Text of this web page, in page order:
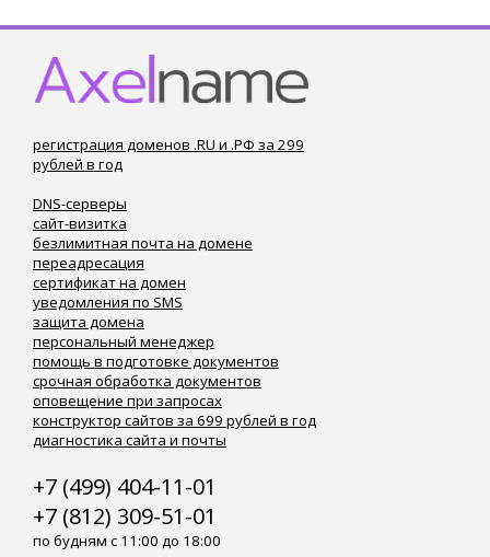
регистрация доменов .RU и .РФ за 299
рублей в год
DNS-серверы
сайт-визитка
безлимитная почта на домене
переадресация
сертификат на домен
уведомления по SMS
защита домена
персональный менеджер
помощь в подготовке документов
срочная обработка документов
оповещение при запросах
конструктор сайтов за 699 рублей в год
диагностика сайта и почты
+7 (499) 404-11-01
+7 (812) 309-51-01
по будням с 11:00 до 18:00